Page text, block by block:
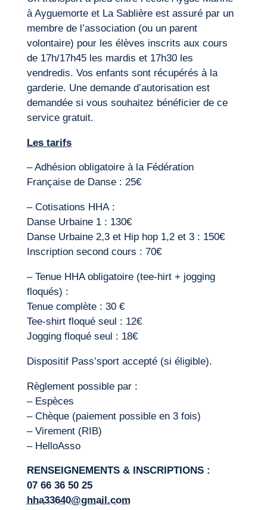
à Ayguemorte et La Sablière est assuré par un
membre de l’association (ou un parent
volontaire) pour les élèves inscrits aux cours
de 17h/17h45 les mardis et 17h30 les
vendredis. Vos enfants sont récupérés à la
garderie. Une demande d’autorisation est
demandée si vous souhaitez bénéficier de ce
service gratuit.
Les tarifs
– Adhésion obligatoire à la Fédération
Française de Danse : 25€
– Cotisations HHA :
Danse Urbaine 1 : 130€
Danse Urbaine 2,3 et Hip hop 1,2 et 3 : 150€
Inscription second cours : 70€
– Tenue HHA obligatoire (tee-hirt + jogging
floqués) :
Tenue complète : 30 €
Tee-shirt floqué seul : 12€
Jogging floqué seul : 18€
Dispositif Pass’sport accepté (si éligible).
Règlement possible par :
– Espèces
– Chèque (paiement possible en 3 fois)
– Virement (RIB)
– HelloAsso
RENSEIGNEMENTS & INSCRIPTIONS :
07 66 36 50 25
hha33640@gmail.com